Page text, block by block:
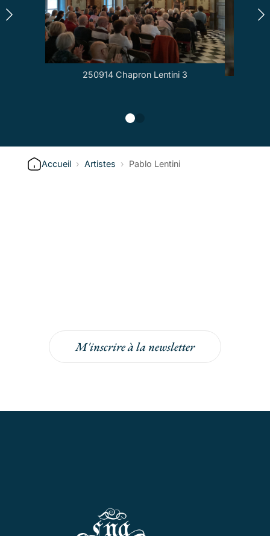
250914 Chapron Lentini 3
Accueil › Artistes › Pablo Lentini
M'inscrire à la newsletter